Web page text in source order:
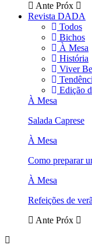
Ante Próx
Revista DADA
Todos
Bichos
À Mesa
História
Viver
Edição
À Mesa
Salada Caprese
À Mesa
Como preparar
À Mesa
Refeições de
Ante Próx